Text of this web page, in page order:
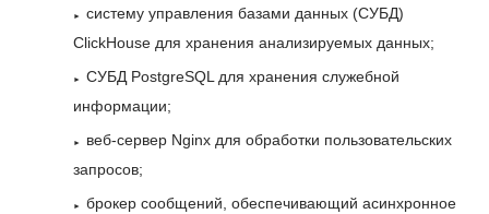
систему управления базами данных (СУБД)
ClickHouse для хранения анализируемых данных;
СУБД PostgreSQL для хранения служебной
информации;
веб-сервер Nginx для обработки пользовательских
запросов;
брокер сообщений, обеспечивающий асинхронное